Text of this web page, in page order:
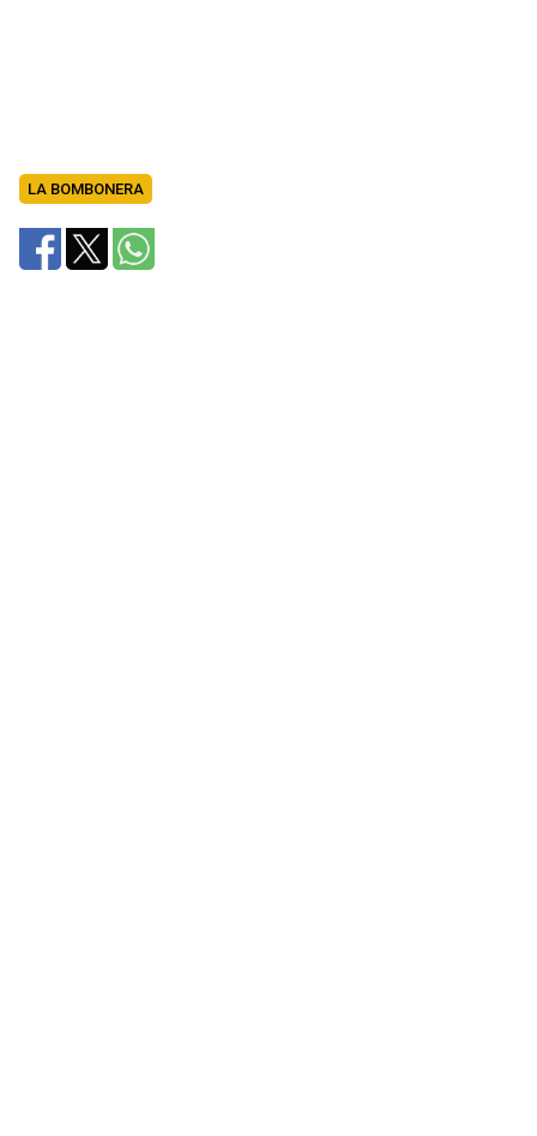
LA BOMBONERA